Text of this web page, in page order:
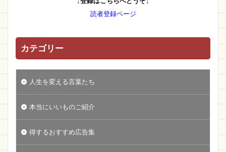
読者登録ページ
カテゴリー
人生を変える言葉たち
本当にいいものご紹介
得するおすすめ広告集